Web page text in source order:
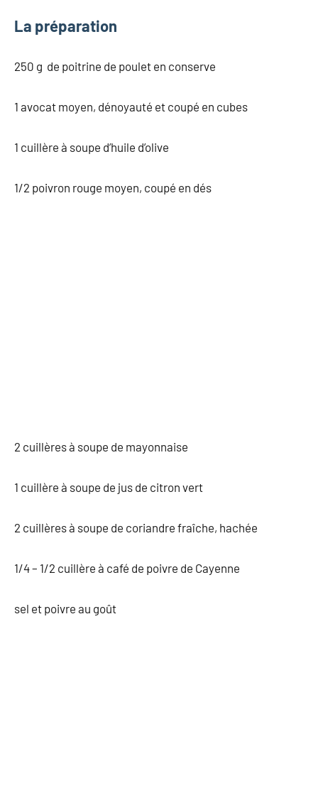
La préparation
250 g de poitrine de poulet en conserve
1 avocat moyen, dénoyauté et coupé en cubes
1 cuillère à soupe d’huile d’olive
1/2 poivron rouge moyen, coupé en dés
2 cuillères à soupe de mayonnaise
1 cuillère à soupe de jus de citron vert
2 cuillères à soupe de coriandre fraîche, hachée
1/4 – 1/2 cuillère à café de poivre de Cayenne
sel et poivre au goût